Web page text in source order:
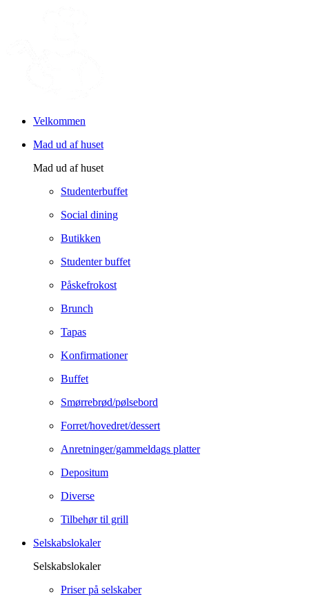
Velkommen
Mad ud af huset
Mad ud af huset
Studenterbuffet
Social dining
Butikken
Studenter buffet
Påskefrokost
Brunch
Tapas
Konfirmationer
Buffet
Smørrebrød/pølsebord
Forret/hovedret/dessert
Anretninger/gammeldags platter
Depositum
Diverse
Tilbehør til grill
Selskabslokaler
Selskabslokaler
Priser på selskaber